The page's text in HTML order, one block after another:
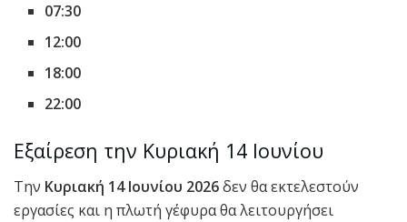
07:30
12:00
18:00
22:00
Εξαίρεση την Κυριακή 14 Ιουνίου
Την Κυριακή 14 Ιουνίου 2026δεν θα εκτελεστούν
εργασίες και η πλωτή γέφυρα θα λειτουργήσει